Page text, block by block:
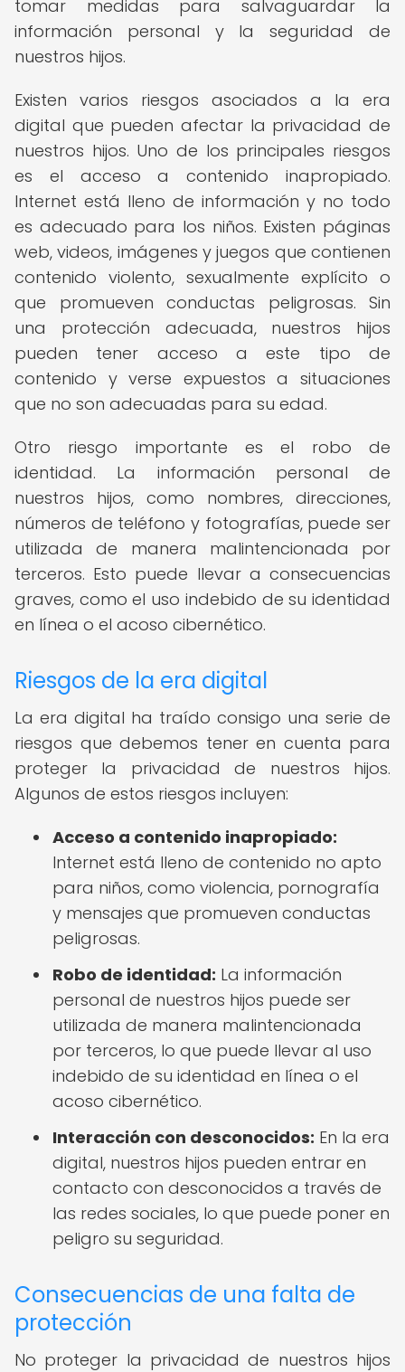
tomar medidas para salvaguardar la
información personal y la seguridad de
nuestros hijos.
Existen varios riesgos asociados a la era
digital que pueden afectar la privacidad de
nuestros hijos. Uno de los principales riesgos
es el acceso a contenido inapropiado.
Internet está lleno de información y no todo
es adecuado para los niños. Existen páginas
web, videos, imágenes y juegos que contienen
contenido violento, sexualmente explícito o
que promueven conductas peligrosas. Sin
una protección adecuada, nuestros hijos
pueden tener acceso a este tipo de
contenido y verse expuestos a situaciones
que no son adecuadas para su edad.
Otro riesgo importante es el robo de
identidad. La información personal de
nuestros hijos, como nombres, direcciones,
números de teléfono y fotografías, puede ser
utilizada de manera malintencionada por
terceros. Esto puede llevar a consecuencias
graves, como el uso indebido de su identidad
en línea o el acoso cibernético.
Riesgos de la era digital
La era digital ha traído consigo una serie de
riesgos que debemos tener en cuenta para
proteger la privacidad de nuestros hijos.
Algunos de estos riesgos incluyen:
Acceso a contenido inapropiado:
Internet está lleno de contenido no apto
para niños, como violencia, pornografía
y mensajes que promueven conductas
peligrosas.
Robo de identidad: La información
personal de nuestros hijos puede ser
utilizada de manera malintencionada
por terceros, lo que puede llevar al uso
indebido de su identidad en línea o el
acoso cibernético.
Interacción con desconocidos: En la era
digital, nuestros hijos pueden entrar en
contacto con desconocidos a través de
las redes sociales, lo que puede poner en
peligro su seguridad.
Consecuencias de una falta de
protección
No proteger la privacidad de nuestros hijos